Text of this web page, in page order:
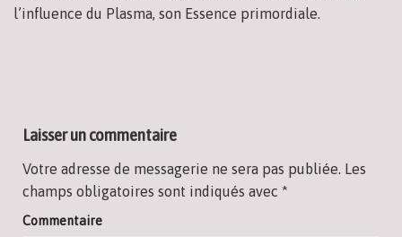
l’influence du Plasma, son Essence primordiale.
Laisser un commentaire
Votre adresse de messagerie ne sera pas publiée. Les
champs obligatoires sont indiqués avec *
Commentaire